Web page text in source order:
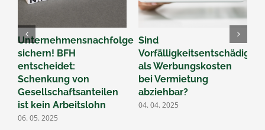
Unternehmensnachfolge
sichern! BFH
entscheidet:
Schenkung von
Gesellschaftsanteilen
ist kein Arbeitslohn
06. 05. 2025
Sind
als Werbungskosten
bei Vermietung
abziehbar?
04. 04. 2025